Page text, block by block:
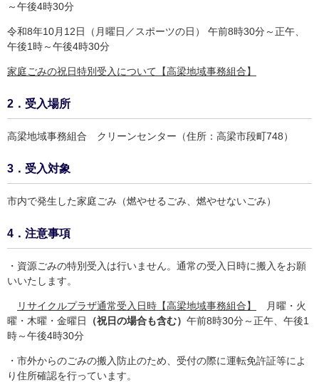
～午後4時30分
令和8年10月12日（月曜日／スポーツの日） 午前8時30分～正午、
午後1時～午後4時30分
家庭ごみの祝日特別受入について【高梁地域事務組合】
2．受入場所
高梁地域事務組合 クリーンセンター（住所：高梁市段町748）
3．受入対象
市内で発生した家庭ごみ（燃やせるごみ、燃やせないごみ）
4．注意事項
・資源ごみの特別受入は行いません。通常の受入日時に搬入をお願
いいたします。
リサイクルプラザ通常受入日時【高梁地域事務組合】
月曜・火
曜・木曜・金曜日
（祝日の場合も含む） 午前8時30分～正午、午後1
時～午後4時30分​
・市外からのごみの搬入防止のため、受付の際に運転免許証等によ
り住所確認を行っています。